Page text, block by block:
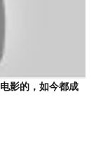
影的，如今都成